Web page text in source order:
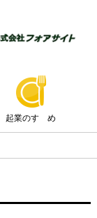
起業のすゝめ